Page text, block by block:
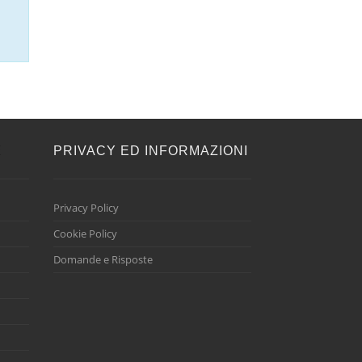
PRIVACY ED INFORMAZIONI
Privacy Policy
Cookie Policy
Domande e Risposte